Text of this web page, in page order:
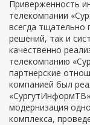
Приверженность
телекомпании
всегда тщательно
решений, так и
качественно
телекомпанию
партнерские
компанией был
модернизация
комплекса,